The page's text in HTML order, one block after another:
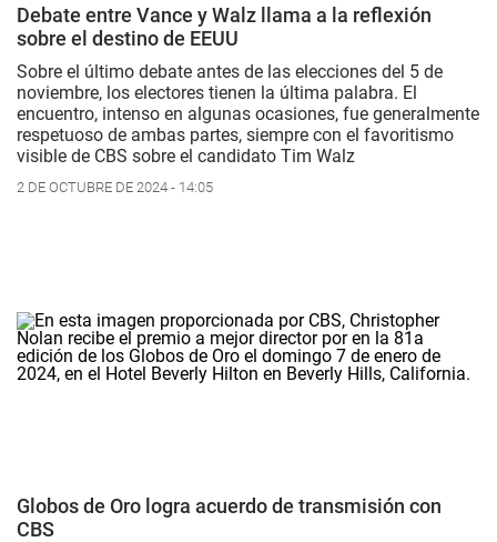
Debate entre Vance y Walz llama a la reflexión
sobre el destino de EEUU
Sobre el último debate antes de las elecciones del 5 de
noviembre, los electores tienen la última palabra. El
encuentro, intenso en algunas ocasiones, fue generalmente
respetuoso de ambas partes, siempre con el favoritismo
visible de CBS sobre el candidato Tim Walz
2 DE OCTUBRE DE 2024 - 14:05
Globos de Oro logra acuerdo de transmisión con
CBS